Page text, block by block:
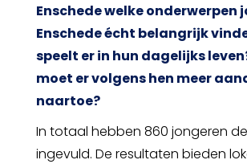
Enschede welke onderwerpen
Enschede écht belangrijk
speelt er in hun dagelijks
moet er volgens hen meer
naartoe?
In totaal hebben 860 jongeren
ingevuld. De resultaten bieden